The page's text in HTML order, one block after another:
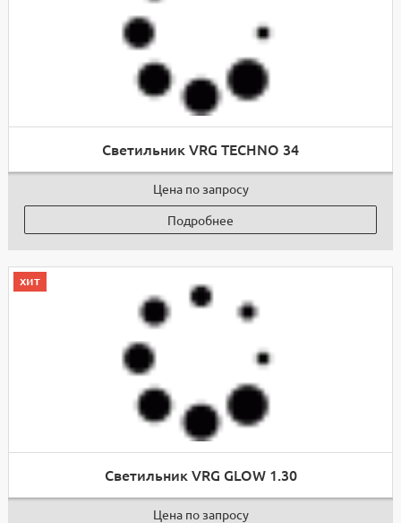
Светильник VRG TECHNO 34
Цена по запросу
Подробнее
хит
Светильник VRG GLOW 1.30
Цена по запросу